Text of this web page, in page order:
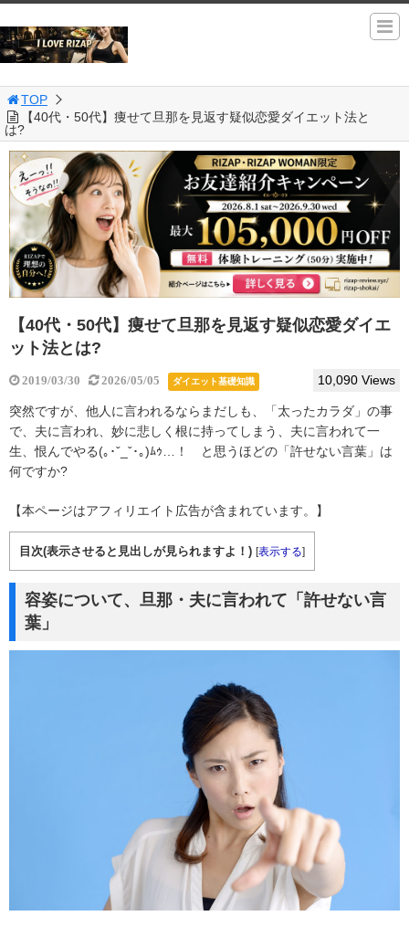
TOP
【40代・50代】痩せて旦那を見返す疑似恋愛ダイエット法と
は?
【40代・50代】痩せて旦那を見返す疑似恋愛ダイエ
ット法とは?
2019/03/30 2026/05/05 ダイエット基礎知識 10,090 Views
突然ですが、他人に言われるならまだしも、「太ったカラダ」の事
で、夫に言われ、妙に悲しく根に持ってしまう、夫に言われて一
生、恨んでやる(｡･ˇ_ˇ･｡)ﾑｩ…！ と思うほどの「許せない言葉」は
何ですか?
【本ページはアフィリエイト広告が含まれています。】
目次(表示させると見出しが見られますよ！) [表示する]
容姿について、旦那・夫に言われて「許せない言
葉」